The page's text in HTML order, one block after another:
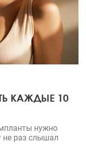
КАЖДЫЕ 10
нужно
не раз слышал